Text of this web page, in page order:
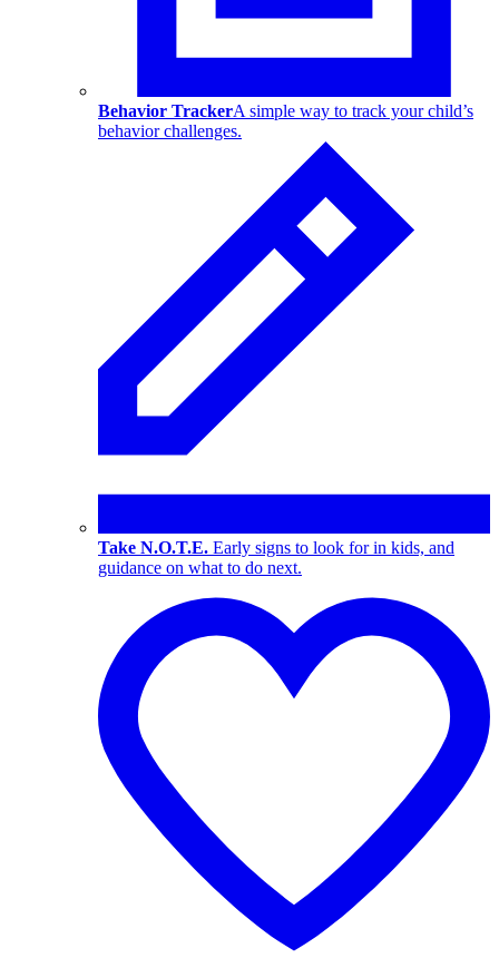
Behavior TrackerA simple way to track your child’s
behavior challenges.
Take N.O.T.E. Early signs to look for in kids, and
guidance on what to do next.